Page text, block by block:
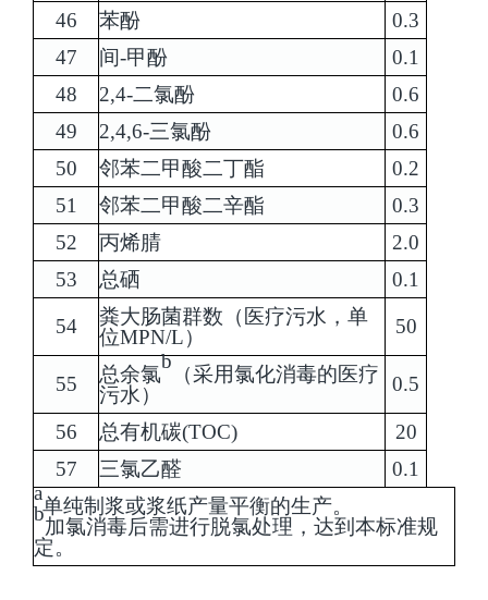
46 苯酚
0.3
47
间-甲酚
0.1
48
2,4-二氯酚
0.6
49
2,4,6-三氯酚
0.6
50
邻苯二甲酸二丁酯
0.2
51
邻苯二甲酸二辛酯
0.3
52
丙烯腈
2.0
53
总硒 0.1
54
粪大肠菌群数（医疗污水，单
位MPN/L）
50
55 总余氯
b
（采用氯化消毒的医疗
污水）
0.5
56 总有机碳(TOC)
20
57
三氯乙醛
0.1
a
单纯制浆或浆纸产量平衡的生产。
b
加氯消毒后需进行脱氯处理，达到本标准规
定。